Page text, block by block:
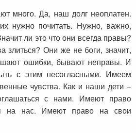
много. Да, наш долг неоплатен.
нужно почитать. Нужно, важно,
ли это что они всегда правы?
Они же не боги, значит,
ошибки, бывают неправы. И
с этим несогласными. Имеем
чувства. Как и наши дети –
с нами. Имеют право
на нас. Имеют право на свои